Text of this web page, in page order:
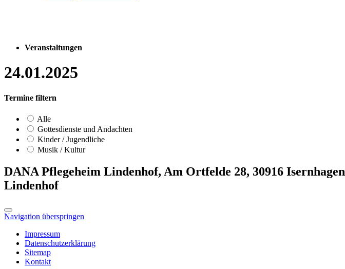
Veranstaltungen
24.01.2025
Termine filtern
Alle
Gottesdienste und Andachten
Kinder / Jugendliche
Musik / Kultur
DANA Pflegeheim Lindenhof, Am Ortfelde 28, 30916 Isernhagen
Lindenhof
Navigation überspringen
Impressum
Datenschutzerklärung
Sitemap
Kontakt